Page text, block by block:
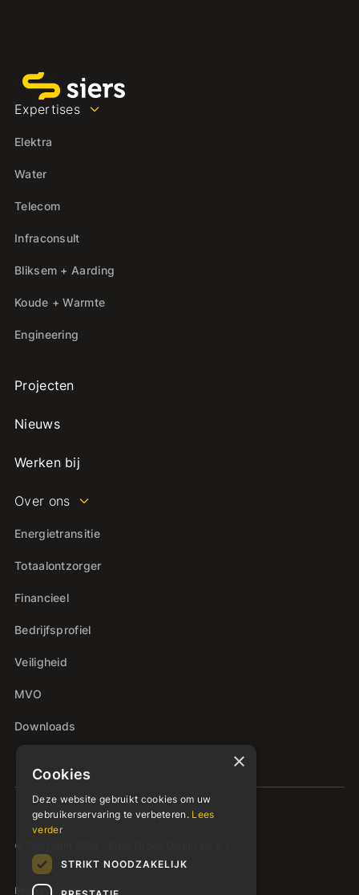
Expertises
Elektra
Water
Telecom
Infraconsult
Bliksem + Aarding
Koude + Warmte
Engineering
Projecten
Nieuws
Werken bij
Over ons
Energietransitie
Totaalontzorger
Financieel
Bedrijfsprofiel
Veiligheid
MVO
Downloads
© Copyright 2026 - Siers Groep Oldenzaal B.V.
Privacyverklaring
×
Cookies
Deze website gebruikt cookies om uw
gebruikerservaring te verbeteren. Lees
verder
STRIKT NOODZAKELIJK